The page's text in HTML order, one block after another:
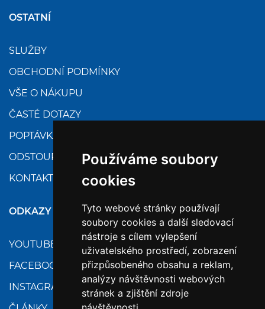
Používáme soubory
cookies
Tyto webové stránky používají
soubory cookies a další sledovací
nástroje s cílem vylepšení
uživatelského prostředí, zobrazení
přizpůsobeného obsahu a reklam,
analýzy návštěvnosti webových
stránek a zjištění zdroje
OSTATNÍ
SLUŽBY
OBCHODNÍ PODMÍNKY
VŠE O NÁKUPU
ČASTÉ DOTAZY
POPTÁVKA
ODSTOUPENÍ
KONTAKTY
ODKAZY
YOUTUBE
FACEBOOK
INSTAGRAM